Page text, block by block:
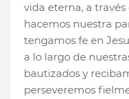
vida eterna, a través
hacemos nuestra
tengamos fe en
a lo largo de
bautizados y
perseveremos